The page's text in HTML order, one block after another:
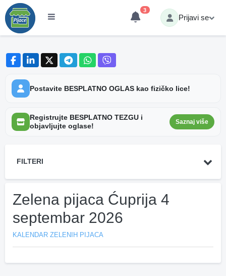
3
Prijavi se
Postavite BESPLATNO OGLAS kao fizičko lice!
Registrujte BESPLATNO TEZGU i
objavljujte oglase!
Saznaj više
FILTERI
Zelena pijaca Ćuprija 4
septembar 2026
KALENDAR ZELENIH PIJACA